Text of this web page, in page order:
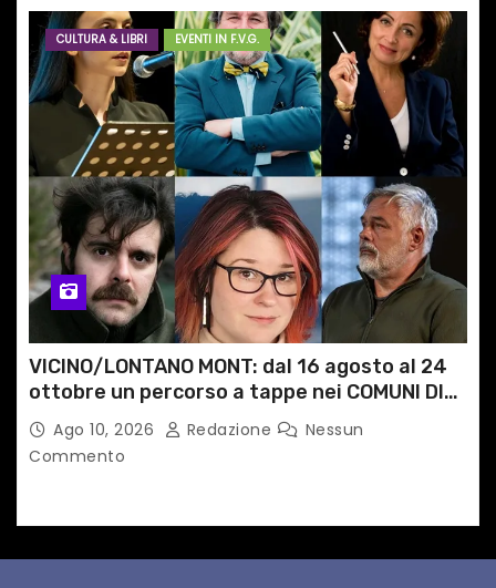
CULTURA & LIBRI EVENTI IN F.V.G.
VICINO/LONTANO MONT: dal 16 agosto al 24
ottobre un percorso a tappe nei COMUNI DI
MONTAGNA DEL FVG
Ago 10, 2026 Redazione
Nessun
Commento